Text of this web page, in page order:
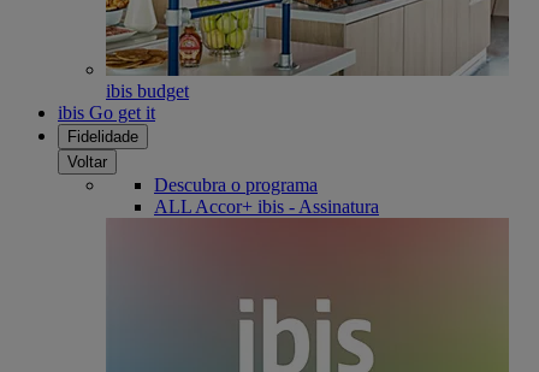
ibis budget
ibis Go get it
Fidelidade
Voltar
Descubra o programa
ALL Accor+ ibis - Assinatura